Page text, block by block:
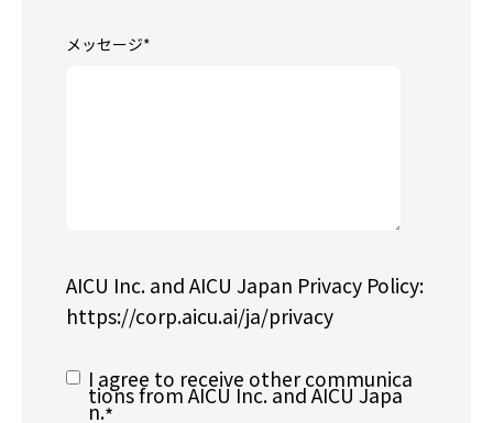
メッセージ*
AICU Inc. and AICU Japan Privacy Policy:
https://corp.aicu.ai/ja/privacy
I agree to receive other communica
tions from AICU Inc. and AICU Japa
n.*